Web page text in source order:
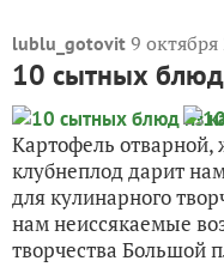
lublu_gotovit 9
10 сытных
Картофель
клубнеплод дарит
для кулинарного
нам неиссякаемые
творчества Большой